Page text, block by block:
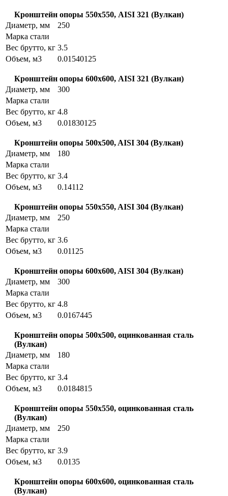
Кронштейн опоры 550х550, AISI 321 (Вулкан)
Диаметр, мм
250
Марка стали
Вес брутто, кг 3.5
Объем, м3
0.01540125
Кронштейн опоры 600х600, AISI 321 (Вулкан)
Диаметр, мм
300
Марка стали
Вес брутто, кг 4.8
Объем, м3
0.01830125
Кронштейн опоры 500x500, AISI 304 (Вулкан)
Диаметр, мм
180
Марка стали
Вес брутто, кг 3.4
Объем, м3
0.14112
Кронштейн опоры 550x550, AISI 304 (Вулкан)
Диаметр, мм
250
Марка стали
Вес брутто, кг 3.6
Объем, м3
0.01125
Кронштейн опоры 600x600, AISI 304 (Вулкан)
Диаметр, мм
300
Марка стали
Вес брутто, кг 4.8
Объем, м3
0.0167445
Кронштейн опоры 500x500, оцинкованная сталь
(Вулкан)
Диаметр, мм
180
Марка стали
Вес брутто, кг 3.4
Объем, м3
0.0184815
Кронштейн опоры 550x550, оцинкованная сталь
(Вулкан)
Диаметр, мм
250
Марка стали
Вес брутто, кг 3.9
Объем, м3
0.0135
Кронштейн опоры 600x600, оцинкованная сталь
(Вулкан)